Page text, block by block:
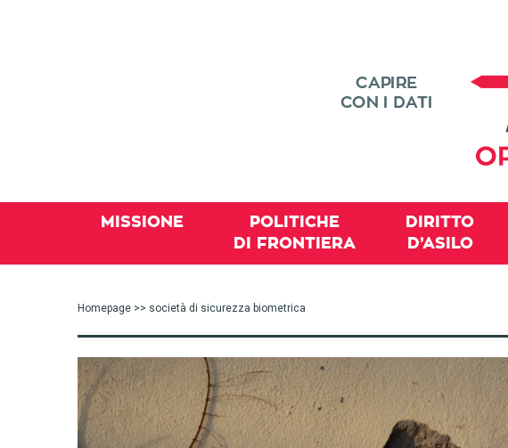
MISSIONE
POLITICHE
DI FRONTIERA
DIRITTO
D’ASILO
Homepage >> società di sicurezza biometrica